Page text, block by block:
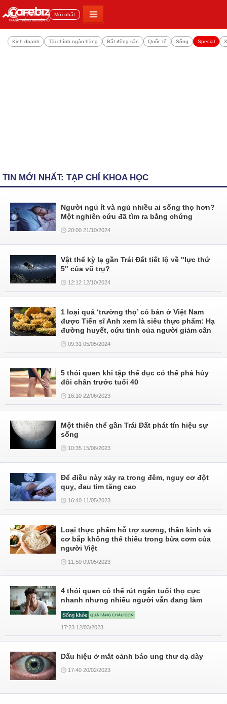
Đọc nhiều Mới nhất
Kinh doanh Tài chính ngân hàng Bất động sản Quốc tế Sống Special
TIN MỚI NHẤT: TẠP CHÍ KHOA HỌC
Người ngủ ít và ngủ nhiều ai sống thọ hơn?
Một nghiên cứu đã tìm ra bằng chứng
20:00 21/10/2024
Vật thể kỳ lạ gần Trái Đất tiết lộ về "lực thứ
5" của vũ trụ?
12:12 12/10/2024
1 loại quả ‘trường thọ’ có bán ở Việt Nam
được Tiến sĩ Anh xem là siêu thực phẩm: Hạ
đường huyết, cứu tinh của người giảm cân
09:31 05/05/2024
5 thói quen khi tập thể dục có thể phá hủy
đôi chân trước tuổi 40
16:10 22/06/2023
Một thiên thể gần Trái Đất phát tín hiệu sự
sống
10:35 15/06/2023
Để điều này xảy ra trong đêm, nguy cơ đột
quỵ, đau tim tăng cao
16:40 11/05/2023
Loại thực phẩm hỗ trợ xương, thần kinh và
cơ bắp không thể thiếu trong bữa cơm của
người Việt
11:50 09/05/2023
4 thói quen có thể rút ngắn tuổi thọ cực
nhanh nhưng nhiều người vẫn đang làm
17:23 12/03/2023
Dấu hiệu ở mắt cảnh báo ung thư dạ dày
17:40 20/02/2023